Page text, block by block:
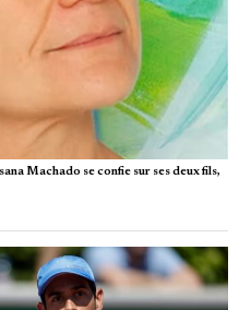
Machado se confie sur ses deux fils,